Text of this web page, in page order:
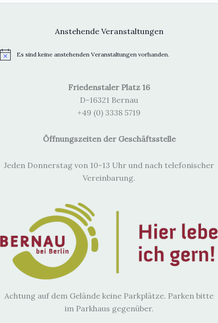
Anstehende Veranstaltungen
H
Es sind keine anstehenden Veranstaltungen vorhanden.
Friedenstaler Platz 16
D-16321 Bernau
+49 (0) 3338 5719
Öffnungszeiten der Geschäftsstelle
Jeden Donnerstag von 10-13 Uhr und nach telefonischer
Vereinbarung.
Achtung auf dem Gelände keine Parkplätze. Parken bitte
im Parkhaus gegenüber.